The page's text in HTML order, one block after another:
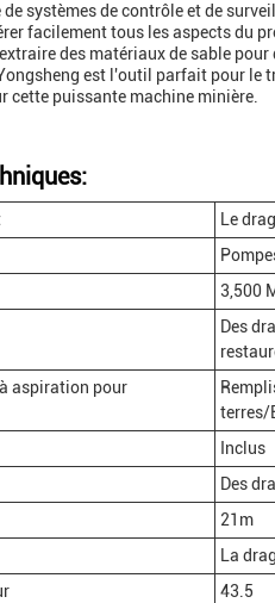
de systèmes de contrôle et de
facilement tous les aspects du
des matériaux de sable
est l'outil parfait pour le
cette puissante machine minière.
Le
3,500
Des
aspiration pour
terres/
Inclus
Des
21m
La
43.5